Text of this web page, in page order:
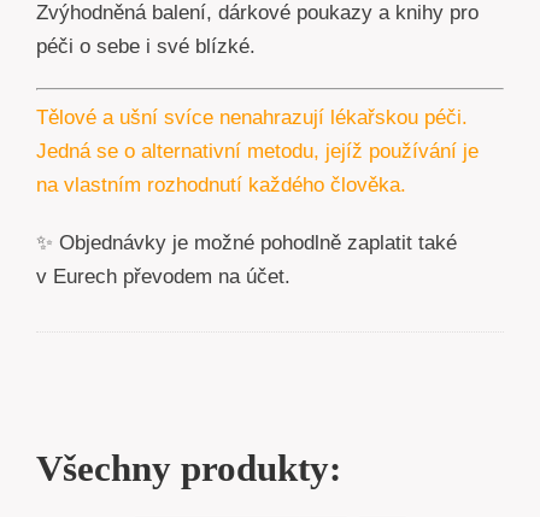
Zvýhodněná balení, dárkové poukazy a knihy pro
péči o sebe i své blízké.
Tělové a ušní svíce nenahrazují lékařskou péči.
Jedná se o alternativní metodu, jejíž používání je
na vlastním rozhodnutí každého člověka.
✨ Objednávky je možné pohodlně zaplatit také
v Eurech převodem na účet.
Všechny produkty: